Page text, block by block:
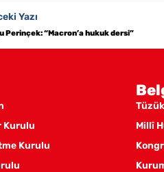
Yazı
Perinçek: “Macron’a hukuk dersi”
Kurulu
Kurulu
Tüzük
Millî